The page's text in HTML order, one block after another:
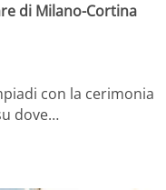
di Milano-Cortina
con la cerimonia
dove…